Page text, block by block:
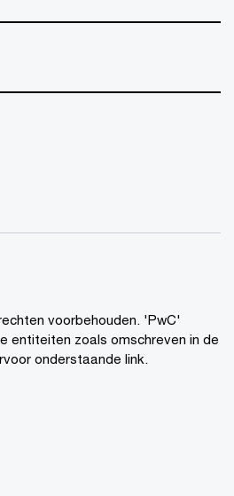
voorbehouden. 'PwC'
entiteiten zoals omschreven in de
onderstaande link.